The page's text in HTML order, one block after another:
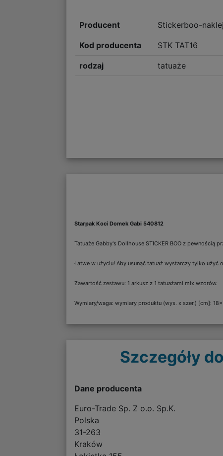
Producent Stickerboo-
Kod producenta STK TAT16
rodzaj tatuaże
Starpak Koci Domek Gabi 540812
Tatuaże Gabby's Dollhouse STICKER BOO z
Łatwe w użyciu! Aby usunąć tatuaż wystarczy tylko użyć
Zawartość zestawu: 1 arkusz z 1 tatuażami mix wzorów.
Wymiary/waga: wymiary produktu (wys. x szer.) [cm]:
Szczegóły
Dane producenta
Euro-Trade Sp. Z o.o. Sp.K.
Polska
31-263
Kraków